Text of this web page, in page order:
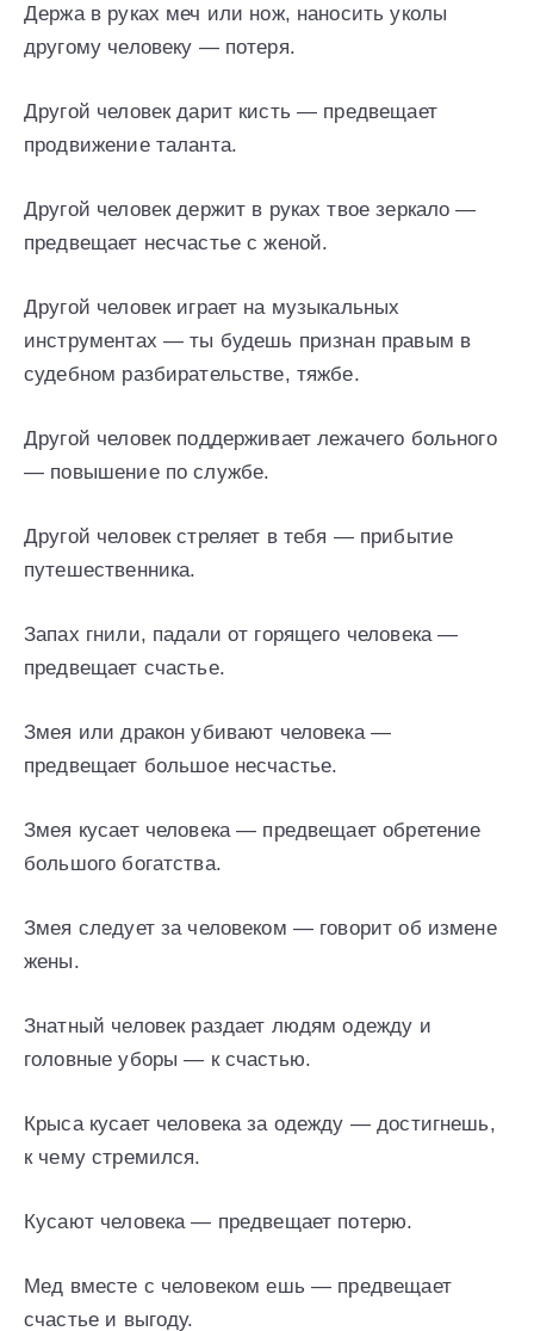
Держа в руках меч или нож, наносить уколы
другому человеку — потеря.
Другой человек дарит кисть — предвещает
продвижение таланта.
Другой человек держит в руках твое зеркало —
предвещает несчастье с женой.
Другой человек играет на музыкальных
инструментах — ты будешь признан правым в
судебном разбирательстве, тяжбе.
Другой человек поддерживает лежачего больного
— повышение по службе.
Другой человек стреляет в тебя — прибытие
путешественника.
Запах гнили, падали от горящего человека —
предвещает счастье.
Змея или дракон убивают человека —
предвещает большое несчастье.
Змея кусает человека — предвещает обретение
большого богатства.
Змея следует за человеком — говорит об измене
жены.
Знатный человек раздает людям одежду и
головные уборы — к счастью.
Крыса кусает человека за одежду — достигнешь,
к чему стремился.
Кусают человека — предвещает потерю.
Мед вместе с человеком ешь — предвещает
счастье и выгоду.